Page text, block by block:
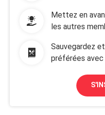
Mettez en
les autres
Sauvegardez
préférées avec